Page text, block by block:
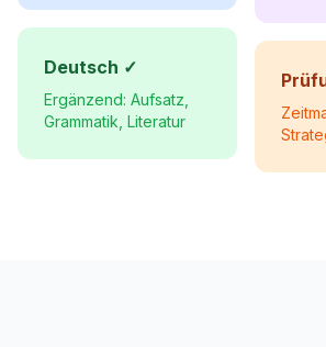
Deutsch ✓
Ergänzend: Aufsatz,
Grammatik, Literatur